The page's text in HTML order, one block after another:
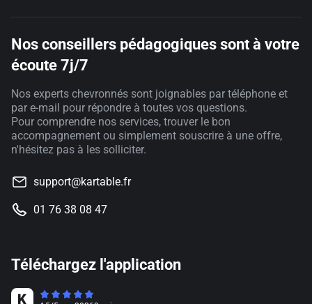
Nos conseillers pédagogiques sont à votre
écoute 7j/7
Nos experts chevronnés sont joignables par téléphone et
par e-mail pour répondre à toutes vos questions.
Pour comprendre nos services, trouver le bon
accompagnement ou simplement souscrire à une offre,
n'hésitez pas à les solliciter.
support@kartable.fr
01 76 38 08 47
Téléchargez l'application